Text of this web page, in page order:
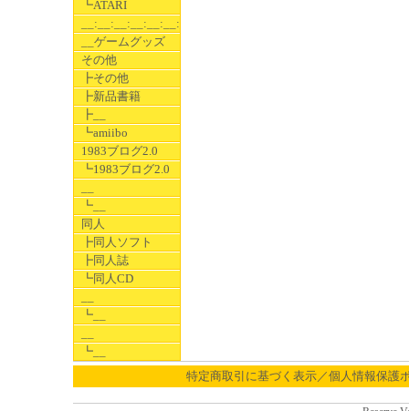
┗ATARI
__:__:__:__:__:__:__
__ゲームグッズ
その他
┣その他
┣新品書籍
┣__
┗amiibo
1983ブログ2.0
┗1983ブログ2.0
┗__
同人
┣同人ソフト
┣同人誌
┗同人CD
┗__
┗__
特定商取引に基づく表示／個人情報保護